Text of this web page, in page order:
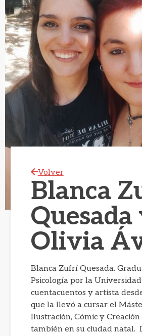
Volver
Blanca
Quesada
Olivia
Blanca Zufrí Quesada.
Psicología por la Universidad
cuentacuentos y artista
que la llevó a cursar el
Ilustración, Cómic y
también en su ciudad natal.